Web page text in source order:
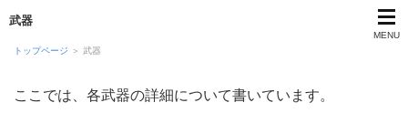
武器
MENU
トップページ ＞ 武器
ここでは、各武器の詳細について書いています。